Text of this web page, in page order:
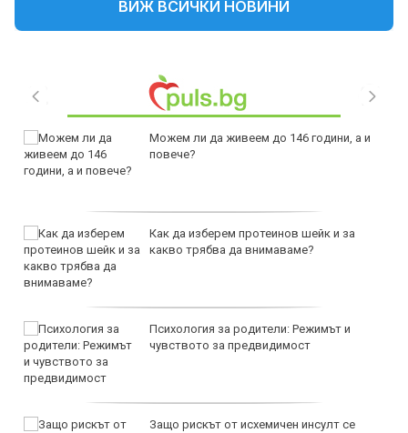
ВИЖ ВСИЧКИ НОВИНИ
Можем ли да живеем до 146 години, а и
повече?
Как да изберем протеинов шейк и за
какво трябва да внимаваме?
Психология за родители: Режимът и
чувството за предвидимост
Защо рискът от исхемичен инсулт се